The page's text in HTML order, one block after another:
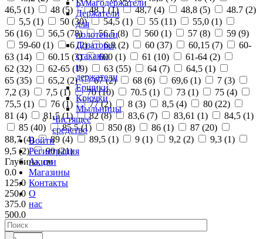
Бумагодержатели
Держатели
для
полотенец
Дозаторы,
стаканы
и
держатели
Ершики
Крючки
Мыльницы
Чистящее
средство
Войти
Регистрация
Акции
Магазины
Контакты
О
нас
46,5 (1) 48 (5) 48,1 (1) 48,7 (4) 48,8 (5) 48.7 (2)
5,5 (1) 50 (30) 54,5 (1) 55 (11) 55,0 (1)
56 (16) 56,5 (78) 56.5 (8) 560 (1) 57 (8) 59 (9)
59-60 (1) 6 (2) 6,9 (2) 60 (37) 60,15 (7)
60-
63 (14) 60.15 (3) 600 (1) 61 (10) 61-64 (2)
62 (32) 62-65 (19) 63 (55) 64 (7) 64,5 (1)
65 (35) 65,2 (2) 67 (2) 68 (6) 69,6 (1) 7 (3)
7,2 (3) 7,5 (1) 70 (10) 70.5 (1) 73 (1) 75 (4)
75,5 (1) 76 (1) 77 (2) 8 (3) 8,5 (4) 80 (22)
81 (4) 81,5 (1) 82 (8) 83,6 (7) 83,61 (1) 84,5 (1)
85 (40) 85,5 (1) 850 (8) 86 (1) 87 (20)
88,7 (4) 89 (4) 89,5 (1) 9 (1) 9,2 (2) 9,3 (1)
9,5 (2) 90 (21)
Глубина, см
0.0
125.0
250.0
375.0
500.0